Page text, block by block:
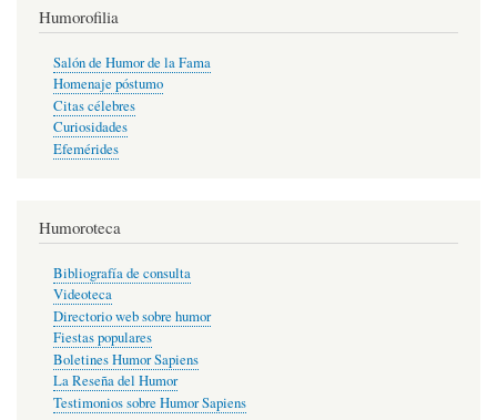
Humorofilia
Salón de Humor de la Fama
Homenaje póstumo
Citas célebres
Curiosidades
Efemérides
Humoroteca
Bibliografía de consulta
Videoteca
Directorio web sobre humor
Fiestas populares
Boletines Humor Sapiens
La Reseña del Humor
Testimonios sobre Humor Sapiens